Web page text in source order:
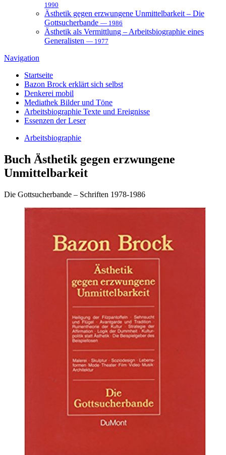
1990
Ästhetik gegen erzwungene Unmittelbarkeit – Die
Gottsucherbande — 1986
Ästhetik als Vermittlung – Arbeitsbiographie eines
Generalisten — 1977
Navigation
Startseite
Bazon Brock erklärt sich selbst
Denkerei mobil
Mediathek Bilder und Töne
Arbeitsbiographie Texte und Ereignisse
Essenzen der Leser
Arbeitsbiographie
Buch Ästhetik gegen erzwungene
Unmittelbarkeit
Die Gottsucherbande – Schriften 1978-1986